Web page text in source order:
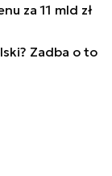
za 11 mld zł
Zadba o to